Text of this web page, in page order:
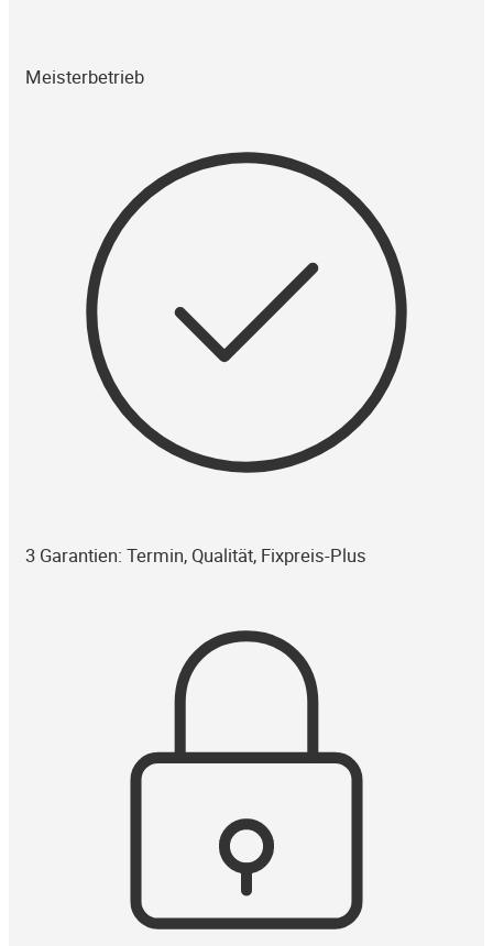
Meisterbetrieb
3 Garantien: Termin, Qualität, Fixpreis-Plus